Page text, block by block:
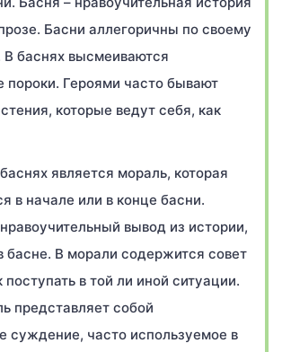
Басни аллегоричны по своему
баснях высмеиваются
пороки. Героями часто бывают
которые ведут себя, как
является мораль, которая
в начале или в конце басни.
вывод из истории,
басне. В морали содержится совет
поступать в той ли иной ситуации.
представляет собой
суждение, часто используемое в